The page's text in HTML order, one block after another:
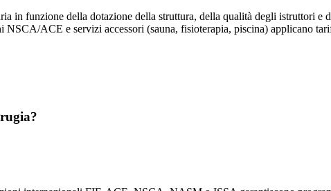
in funzione della dotazione della struttura, della qualità degli istruttori e
ACE e servizi accessori (sauna, fisioterapia, piscina) applicano